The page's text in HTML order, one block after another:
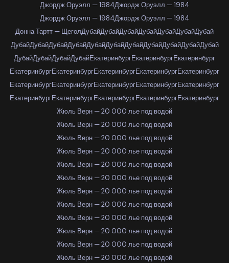
Джордж Оруэлл — 1984Джордж Оруэлл — 1984
Джордж Оруэлл — 1984Джордж Оруэлл — 1984
Донна Тартт — ЩеголДубайДубайДубайДубайДубайДубайДубай
ДубайДубайДубайДубайДубайДубайДубайДубайДубайДубайДубай
ДубайДубайДубайДубайЕкатеринбургЕкатеринбургЕкатеринбург
ЕкатеринбургЕкатеринбургЕкатеринбургЕкатеринбургЕкатеринбург
ЕкатеринбургЕкатеринбургЕкатеринбургЕкатеринбургЕкатеринбург
ЕкатеринбургЕкатеринбургЕкатеринбургЕкатеринбургЕкатеринбург
Жюль Верн — 20 000 лье под водой
Жюль Верн — 20 000 лье под водой
Жюль Верн — 20 000 лье под водой
Жюль Верн — 20 000 лье под водой
Жюль Верн — 20 000 лье под водой
Жюль Верн — 20 000 лье под водой
Жюль Верн — 20 000 лье под водой
Жюль Верн — 20 000 лье под водой
Жюль Верн — 20 000 лье под водой
Жюль Верн — 20 000 лье под водой
Жюль Верн — 20 000 лье под водой
Жюль Верн — 20 000 лье под водой